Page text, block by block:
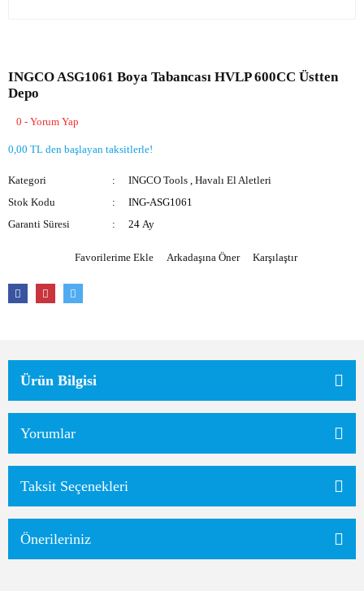
INGCO ASG1061 Boya Tabancası HVLP 600CC Üstten
Depo
0 - Yorum Yap
0,00 TL den başlayan taksitlerle!
Kategori INGCO Tools ,Havalı El Aletleri
Stok Kodu
ING-ASG1061
Garanti Süresi
24 Ay
Arkadaşına Öner Karşılaştır
Ürün Bilgisi
Yorumlar
Taksit Seçenekleri
Önerileriniz